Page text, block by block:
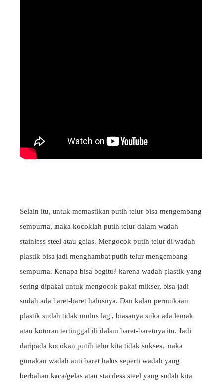
Selain itu, untuk memastikan putih telur bisa mengembang
sempurna, maka kocoklah putih telur dalam wadah
stainless steel atau gelas. Mengocok putih telur di wadah
plastik bisa jadi menghambat putih telur mengembang
sempurna. Kenapa bisa begitu? karena wadah plastik yang
sering dipakai untuk mengocok pakai mikser, bisa jadi
sudah ada baret-baret halusnya. Dan kalau permukaan
plastik sudah tidak mulus lagi, biasanya suka ada lemak
atau kotoran tertinggal di dalam baret-baretnya itu. Jadi
daripada kocokan putih telur kita tidak sukses, maka
gunakan wadah anti baret halus seperti wadah yang
berbahan kaca/gelas atau stainless steel yang sudah kita